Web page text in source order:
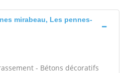
mirabeau, Les pennes-
- Bétons décoratifs